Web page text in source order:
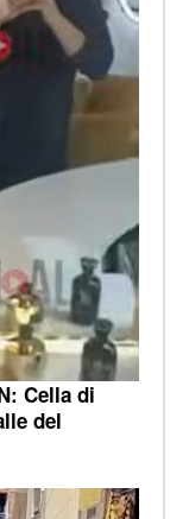
Cella di
del